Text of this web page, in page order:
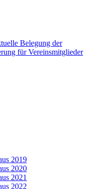
Belegung der
für Vereinsmitglieder
2019
2020
2021
2022